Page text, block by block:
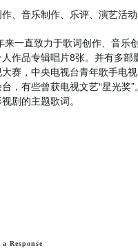
音乐制作、乐评、演艺活动
直致力于歌词创作、音乐
作品专辑唱片8张。并有多
赛，中央电视台青年歌手电
，有些曾获电视文艺“星光
剧的主题歌词。
Response